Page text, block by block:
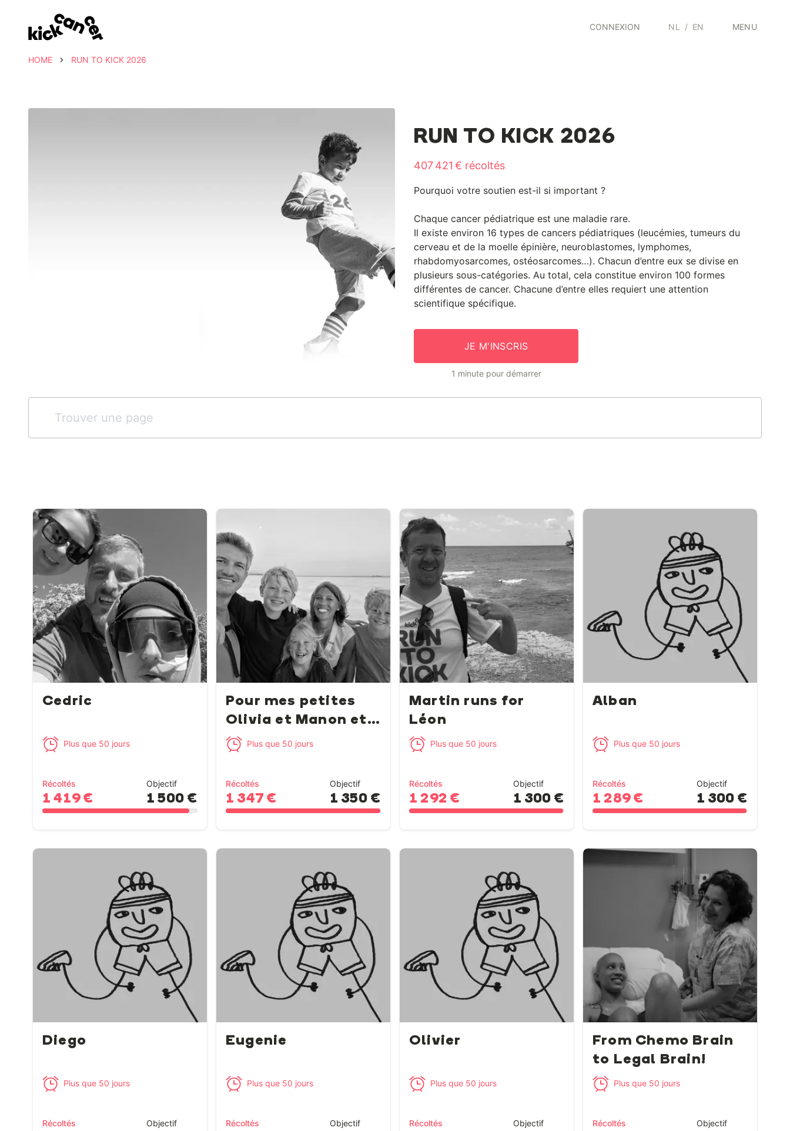
CONNEXION NL / EN MENU
HOME RUN TO KICK 2026
RUN TO KICK 2026
407 421 € récoltés
Pourquoi votre soutien est-il si important ?
Chaque cancer pédiatrique est une maladie rare.
Il existe environ 16 types de cancers pédiatriques (leucémies, tumeurs du
cerveau et de la moelle épinière, neuroblastomes, lymphomes,
rhabdomyosarcomes, ostéosarcomes…). Chacun d’entre eux se divise en
plusieurs sous-catégories. Au total, cela constitue environ 100 formes
différentes de cancer. Chacune d’entre elles requiert une attention
scientifique spécifique.
JE M'INSCRIS
1 minute pour démarrer
Cedric
Plus que 50 jours
Récoltés
1 419 €
Objectif
1 500 €
Pour mes petites
Olivia et Manon et
p...Plus que 50 jours
Récoltés
1 347 €
Objectif
1 350 €
Martin runs for
Léon
Plus que 50 jours
Récoltés
1 292 €
Objectif
1 300 €
Alban
Plus que 50 jours
Récoltés
1 289 €
Objectif
1 300 €
Diego
Plus que 50 jours
Récoltés Objectif
Eugenie
Plus que 50 jours
Récoltés Objectif
Olivier
Plus que 50 jours
Récoltés Objectif
From Chemo Brain
to Legal Brain!
Plus que 50 jours
Récoltés Objectif